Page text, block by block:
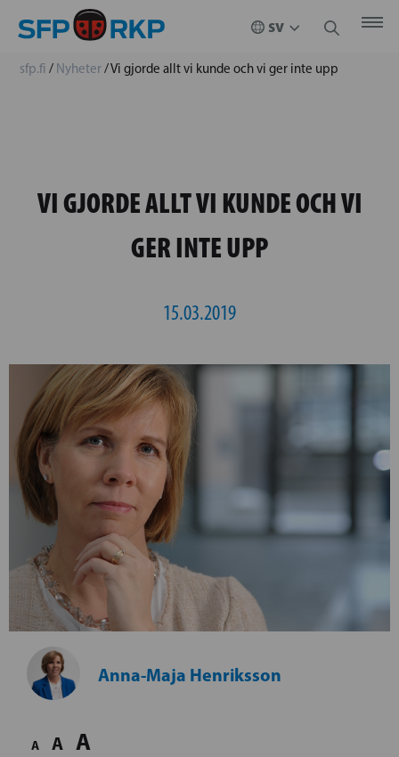
sfp.fi / Nyheter/Vi gjorde allt vi kunde och vi ger inte upp
VI GJORDE ALLT VI KUNDE OCH VI
GER INTE UPP
15.03.2019
Anna-Maja Henriksson
A A A